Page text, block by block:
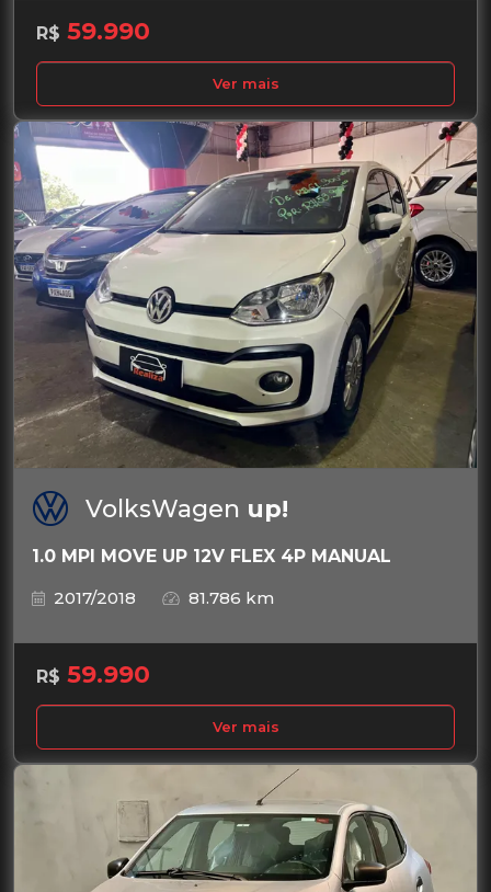
R$ 59.990
Ver mais
VolksWagen up!
1.0 MPI MOVE UP 12V FLEX 4P MANUAL
2017/2018
81.786 km
R$ 59.990
Ver mais